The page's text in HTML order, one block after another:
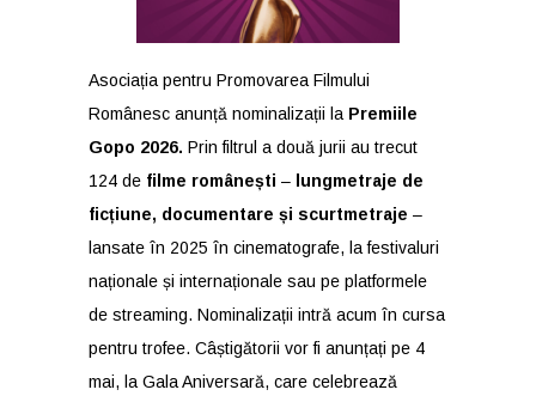
Asociația pentru Promovarea Filmului
Românesc anunță nominalizații la Premiile
Gopo 2026. Prin filtrul a două jurii au trecut
124 de filme românești – lungmetraje de
ficțiune, documentare și scurtmetraje –
lansate în 2025 în cinematografe, la festivaluri
naționale și internaționale sau pe platformele
de streaming. Nominalizații intră acum în cursa
pentru trofee. Câștigătorii vor fi anunțați pe 4
mai, la Gala Aniversară, care celebrează